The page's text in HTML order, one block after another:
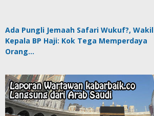
Ada Pungli Jemaah Safari Wukuf?, Wakil
Kepala BP Haji: Kok Tega Memperdaya
Orang…